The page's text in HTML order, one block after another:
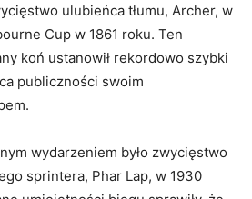
ulubieńca⁢ tłumu, Archer, ⁢w
Cup ‌w 1861 roku.⁣ Ten
koń ustanowił⁢ rekordowo szybki
publiczności⁣ swoim⁤
wydarzeniem było ⁣zwycięstwo
sprintera, ⁣Phar Lap, w⁤ 1930